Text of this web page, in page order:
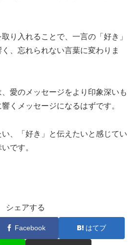
り入れることで、一言の「好き」
、忘れられない言葉に変わりま
愛のメッセージをより印象深いも
くメッセージになるはずです。
、「好き」と伝えたいと感じてい
です。
シェアする
Facebook はてブ